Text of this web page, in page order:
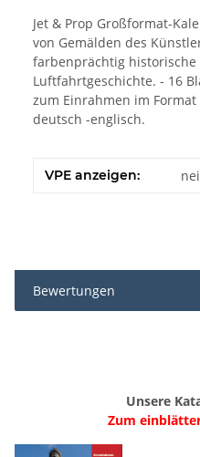
Jet & Prop Großformat-
von Gemälden des
farbenprächtig historische
Luftfahrtgeschichte. - 16
zum Einrahmen im Format
deutsch -englisch.
VPE anzeigen:
Bewertungen
Unsere
Zum